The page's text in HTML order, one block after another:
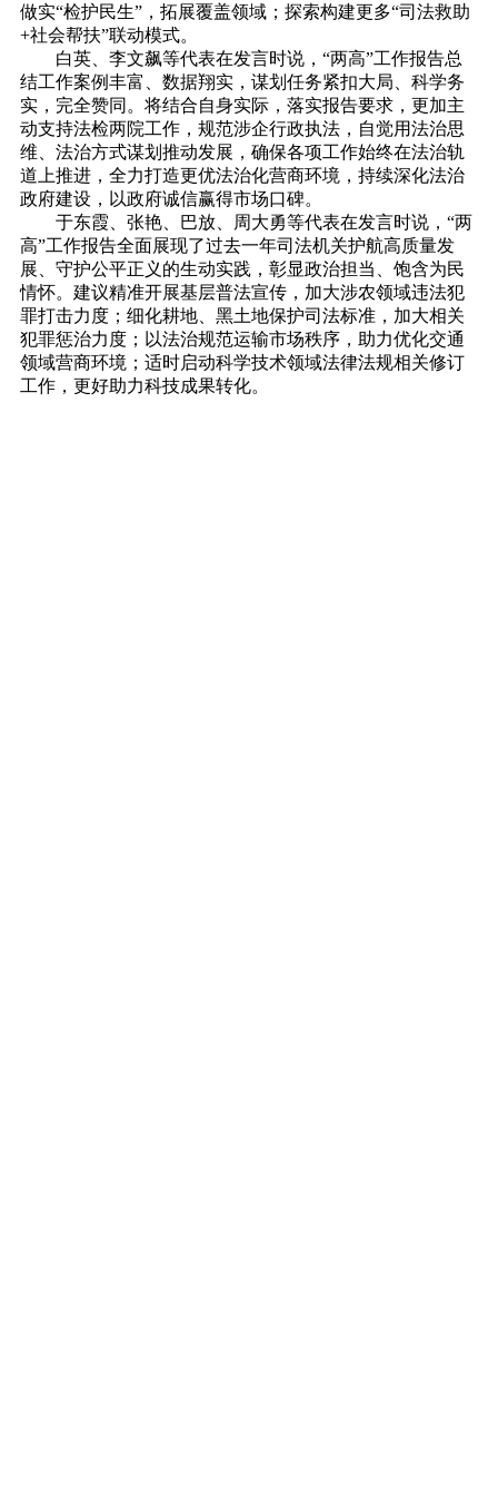
做实“检护民生”，拓展覆盖领域；探索构建更多“司法救助
+社会帮扶”联动模式。
白英、李文飙等代表在发言时说，“两高”工作报告总
结工作案例丰富、数据翔实，谋划任务紧扣大局、科学务
实，完全赞同。将结合自身实际，落实报告要求，更加主
动支持法检两院工作，规范涉企行政执法，自觉用法治思
维、法治方式谋划推动发展，确保各项工作始终在法治轨
道上推进，全力打造更优法治化营商环境，持续深化法治
政府建设，以政府诚信赢得市场口碑。
于东霞、张艳、巴放、周大勇等代表在发言时说，“两
高”工作报告全面展现了过去一年司法机关护航高质量发
展、守护公平正义的生动实践，彰显政治担当、饱含为民
情怀。建议精准开展基层普法宣传，加大涉农领域违法犯
罪打击力度；细化耕地、黑土地保护司法标准，加大相关
犯罪惩治力度；以法治规范运输市场秩序，助力优化交通
领域营商环境；适时启动科学技术领域法律法规相关修订
工作，更好助力科技成果转化。